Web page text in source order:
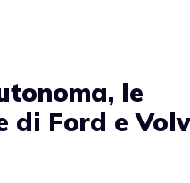
le
di Ford e